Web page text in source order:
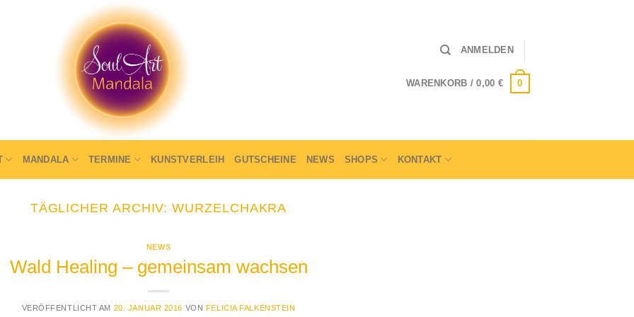
ANMELDEN
WARENKORB /0,00 € 0
MANDALA TERMINE KUNSTVERLEIH GUTSCHEINE NEWS SHOPS KONTAKT
TÄGLICHER ARCHIV:WURZELCHAKRA
NEWS
Wald Healing – gemeinsam wachsen
VERÖFFENTLICHT AM 20. JANUAR 2016 VON FELICIA FALKENSTEIN